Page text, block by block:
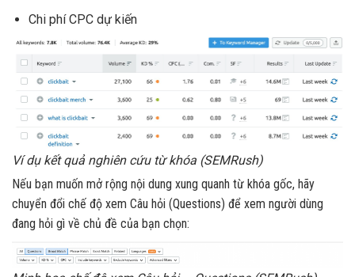
Chi phí CPC dự kiến
Ví dụ kết quả nghiên cứu từ khóa (SEMRush)
Nếu bạn muốn mở rộng nội dung xung quanh từ khóa gốc, hãy
chuyển đổi chế độ xem Câu hỏi (Questions) để xem người dùng
đang hỏi gì về chủ đề của bạn chọn: